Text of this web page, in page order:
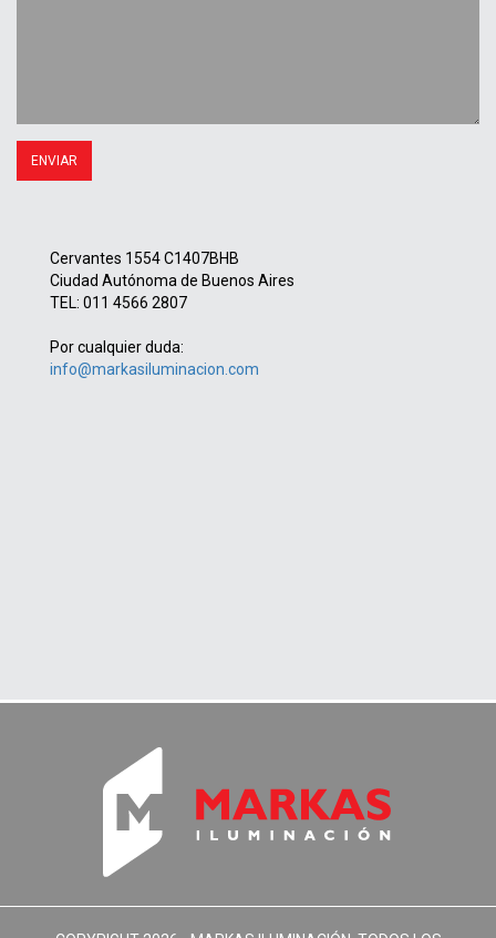
Cervantes 1554 C1407BHB
Ciudad Autónoma de Buenos Aires
TEL: 011 4566 2807
Por cualquier duda:
info@markasiluminacion.com